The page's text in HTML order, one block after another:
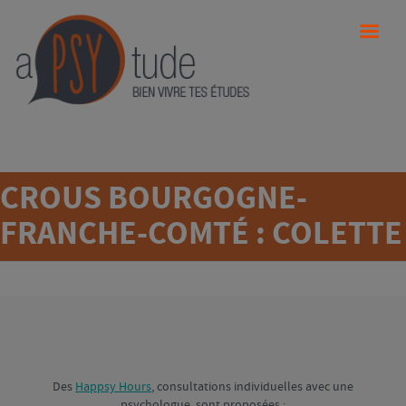
CROUS BOURGOGNE-
FRANCHE-COMTÉ : COLETTE
Des Happsy Hours, consultations individuelles avec une